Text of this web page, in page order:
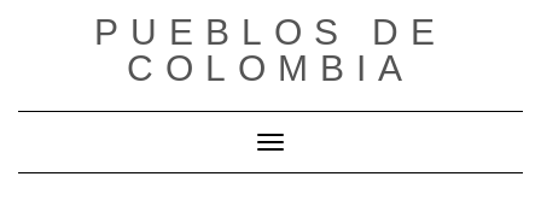
PUEBLOS DE
COLOMBIA
Cambiar modo de navegación